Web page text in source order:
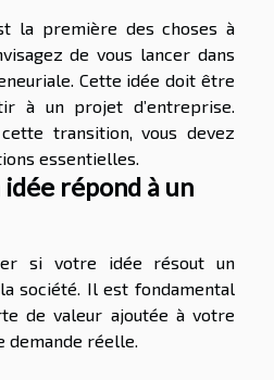
la première des choses à
de vous lancer dans
Cette idée doit être
à un projet d’entreprise.
transition, vous devez
essentielles.
répond à un
si votre idée résout un
société. Il est fondamental
de valeur ajoutée à votre
demande réelle.